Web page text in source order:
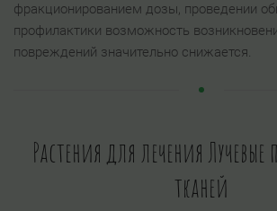
фракционированием дозы, проведении
профилактики возможность
повреждений значительно снижается.
Растения для лечения Лучевые
тканей